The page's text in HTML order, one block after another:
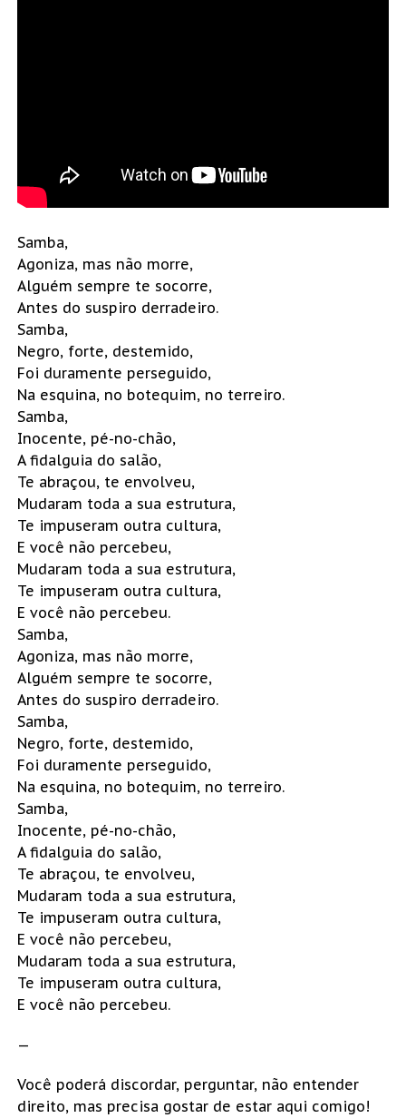
Samba,
Agoniza, mas não morre,
Alguém sempre te socorre,
Antes do suspiro derradeiro.
Samba,
Negro, forte, destemido,
Foi duramente perseguido,
Na esquina, no botequim, no terreiro.
Samba,
Inocente, pé-no-chão,
A fidalguia do salão,
Te abraçou, te envolveu,
Mudaram toda a sua estrutura,
Te impuseram outra cultura,
E você não percebeu,
Mudaram toda a sua estrutura,
Te impuseram outra cultura,
E você não percebeu.
Samba,
Agoniza, mas não morre,
Alguém sempre te socorre,
Antes do suspiro derradeiro.
Samba,
Negro, forte, destemido,
Foi duramente perseguido,
Na esquina, no botequim, no terreiro.
Samba,
Inocente, pé-no-chão,
A fidalguia do salão,
Te abraçou, te envolveu,
Mudaram toda a sua estrutura,
Te impuseram outra cultura,
E você não percebeu,
Mudaram toda a sua estrutura,
Te impuseram outra cultura,
E você não percebeu.
—
Você poderá discordar, perguntar, não entender
direito, mas precisa gostar de estar aqui comigo!